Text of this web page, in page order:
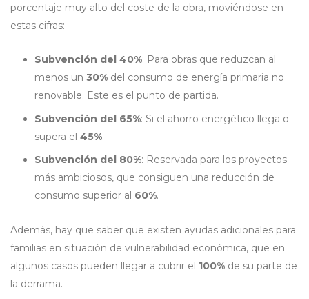
porcentaje muy alto del coste de la obra, moviéndose en
estas cifras:
Subvención del 40%: Para obras que reduzcan al
menos un 30% del consumo de energía primaria no
renovable. Este es el punto de partida.
Subvención del 65%: Si el ahorro energético llega o
supera el 45%.
Subvención del 80%: Reservada para los proyectos
más ambiciosos, que consiguen una reducción de
consumo superior al 60%.
Además, hay que saber que existen ayudas adicionales para
familias en situación de vulnerabilidad económica, que en
algunos casos pueden llegar a cubrir el 100% de su parte de
la derrama.